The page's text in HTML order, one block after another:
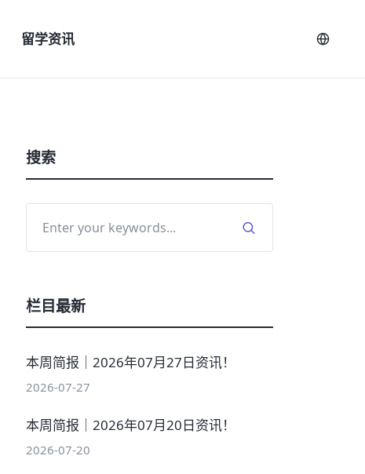
留学资讯
搜索
栏目最新
本周简报｜2026年07月27日资讯！
2026-07-27
本周简报｜2026年07月20日资讯！
2026-07-20